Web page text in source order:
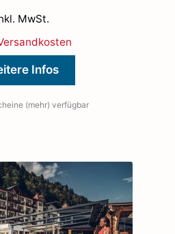
€
399,00 €.
MwSt.
Infos
(mehr) verfügbar